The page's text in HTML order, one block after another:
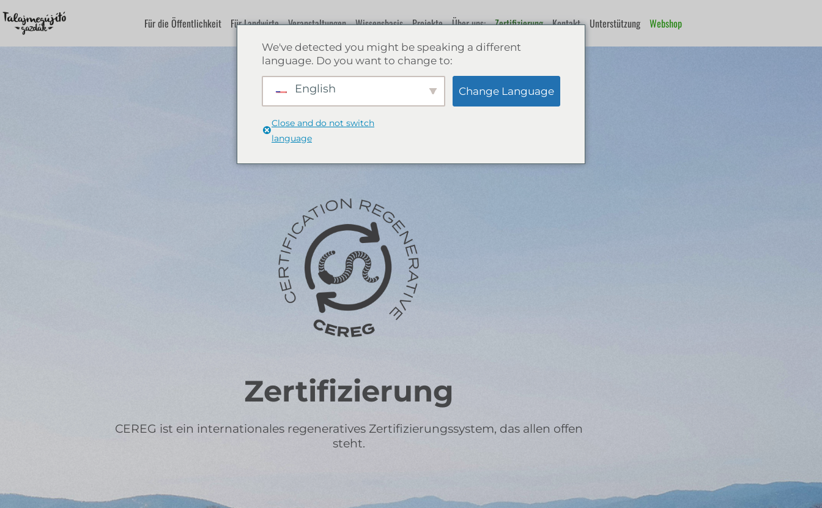
Für die Öffentlichkeit Für Landwirte Veranstaltungen Wissensbasis Projekte Über uns: Zertifizierung Kontakt Unterstützung Webshop
Zertifizierung
CEREG ist ein internationales regeneratives Zertifizierungssystem, das allen offen
steht.
We've detected you might be speaking a different
language. Do you want to change to:
English Change Language
Close and do not switch
language